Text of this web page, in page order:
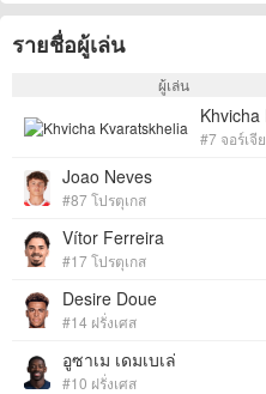
รายชื่อผู้เล่น
ผู้เล่น
#7 จอร์เจีย
Joao Neves
#87 โปรตุเกส
Vítor Ferreira
#17 โปรตุเกส
Desire Doue
#14 ฝรั่งเศส
อูซาเม เดมเบเล่
#10 ฝรั่งเศส